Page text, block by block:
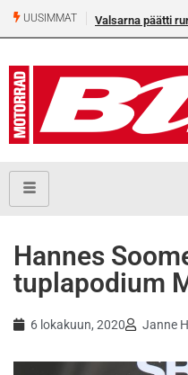
UUSIMMAT Valsarna päätti
Hannes
tuplapodium
6 lokakuun, 2020 Janne